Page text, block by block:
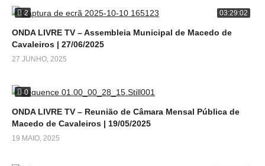
2 03:29:02
ONDA LIVRE TV – Assembleia Municipal de Macedo de
Cavaleiros | 27/06/2025
27 JUNHO, 2025
0
ONDA LIVRE TV – Reunião de Câmara Mensal Pública de
Macedo de Cavaleiros | 19/05/2025
19 MAIO, 2025